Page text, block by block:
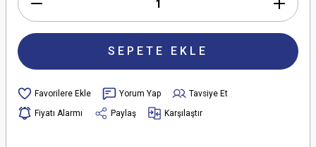
SEPETE EKLE
Yorum Yap
Tavsiye Et
Fiyatı Alarmı
Paylaş Karşılaştır